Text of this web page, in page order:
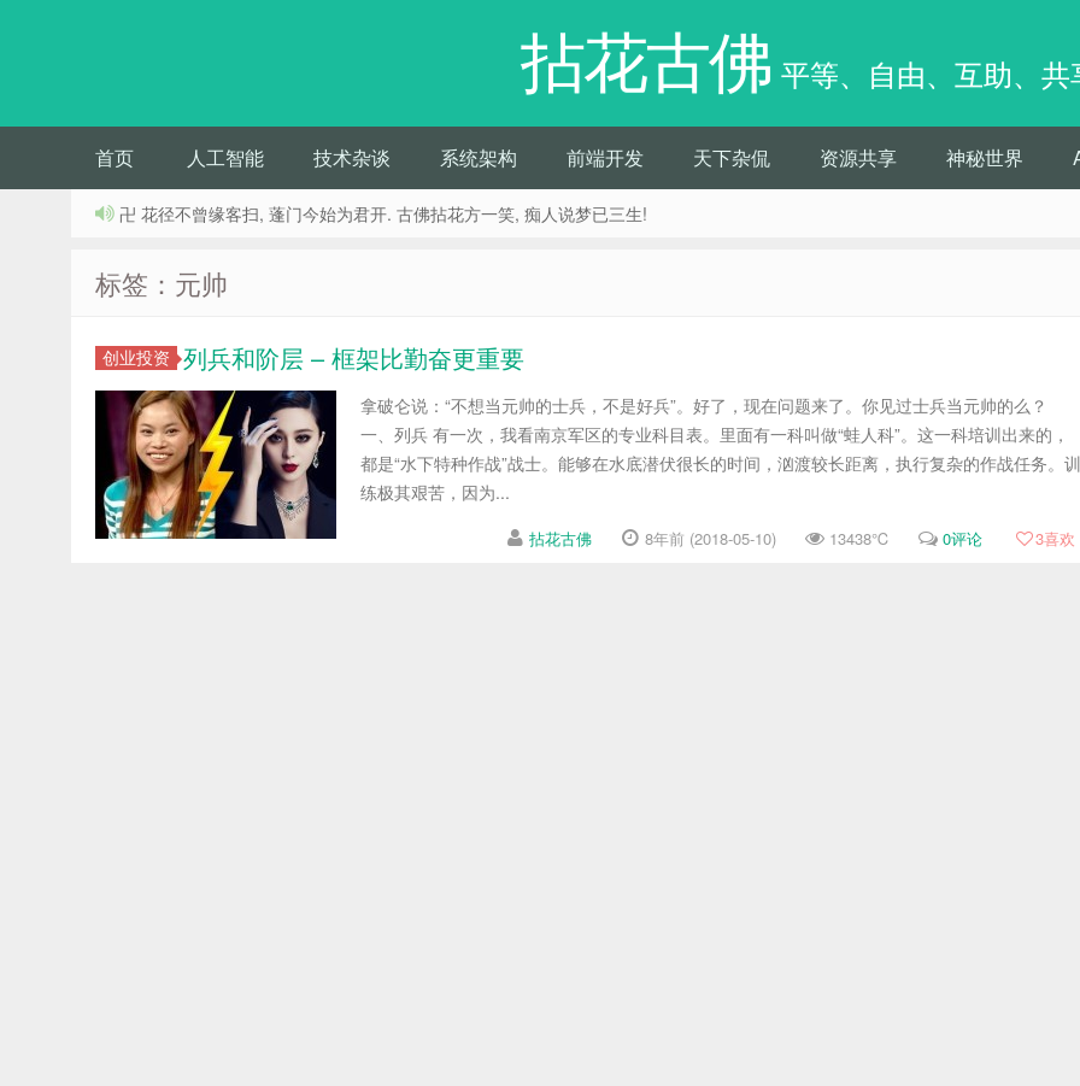
拈花古佛 平等、自由、互助、共
首页 人工智能 技术杂谈 系统架构 前端开发 天下杂侃 资源共享 神秘世界
卍 花径不曾缘客扫, 蓬门今始为君开. 古佛拈花方一笑, 痴人说梦已三生!
标签：元帅
创业投资 列兵和阶层 – 框架比勤奋更重要
拿破仑说：“不想当元帅的士兵，不是好兵”。好了，现在问题来了。你见过士兵当元帅的么？
一、列兵 有一次，我看南京军区的专业科目表。里面有一科叫做“蛙人科”。这一科培训出来的，
都是“水下特种作战”战士。能够在水底潜伏很长的时间，汹渡较长距离，执行复杂的作战任务。训
练极其艰苦，因为...
拈花古佛 8年前 (2018-05-10) 13438℃ 0评论 3喜欢